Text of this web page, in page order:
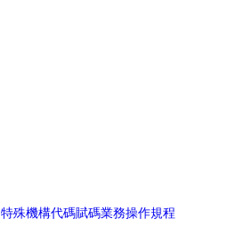
特殊機構代碼賦碼業務操作規程